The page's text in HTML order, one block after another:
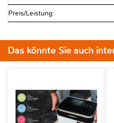
Preis/Leistung:
Das könnte Sie auch